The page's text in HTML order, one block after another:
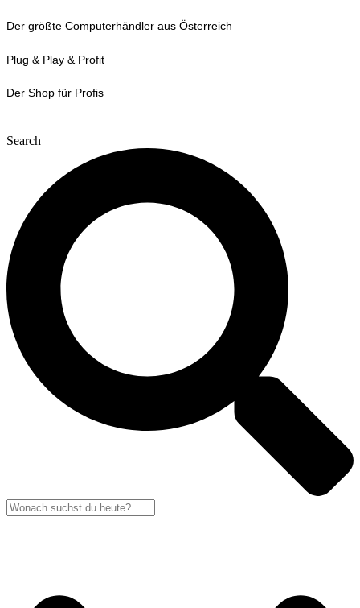
Zum
wechseln
Der größte Computerhändler aus Österreich
Plug & Play & Profit
Der Shop für Profis
Search